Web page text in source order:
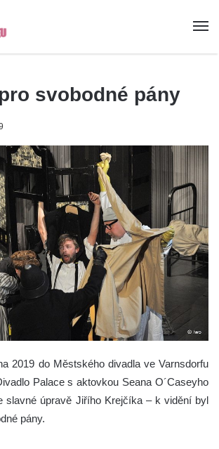
svobodné pány
2019 do Městského divadla ve Varnsdorfu
Palace s aktovkou Seana O´Caseyho
slavné úpravě Jiřího Krejčíka – k vidění byl
pány.